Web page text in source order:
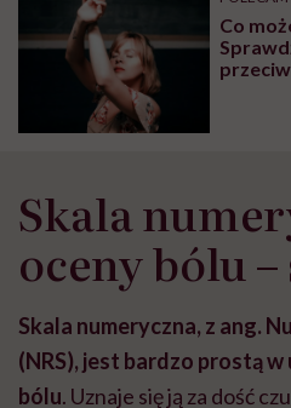
głupota i brak
wyobraźni"
Co
Skala
oceny bólu –
Skala numeryczna, z ang.
(NRS), jest bardzo prostą
bólu. Uznaje się ją za dość